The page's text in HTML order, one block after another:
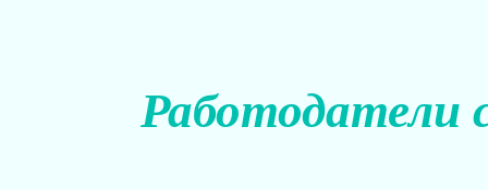
Работодатели